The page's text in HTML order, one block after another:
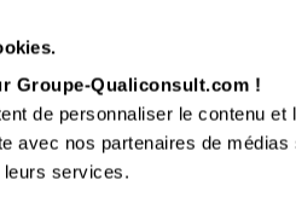
Groupe-Qualiconsult.com !
de personnaliser le contenu
avec nos partenaires de
services.